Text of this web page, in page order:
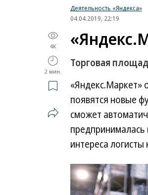
Деятельность «Яндекса»
04.04.2019, 22:19
4K
2 мин.
Торговая
«Яндекс.Маркет»
появятся новые
сможет
предпринималась
интереса